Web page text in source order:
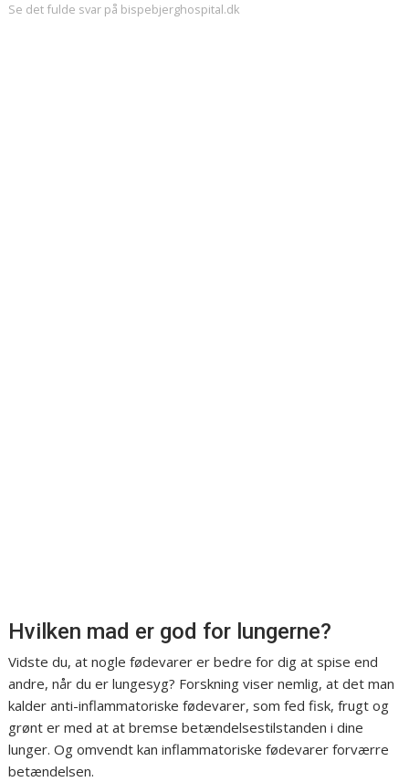
Se det fulde svar på bispebjerghospital.dk
Hvilken mad er god for lungerne?
Vidste du, at nogle fødevarer er bedre for dig at spise end
andre, når du er lungesyg? Forskning viser nemlig, at det man
kalder anti-inflammatoriske fødevarer, som fed fisk, frugt og
grønt er med at at bremse betændelsestilstanden i dine
lunger. Og omvendt kan inflammatoriske fødevarer forværre
betændelsen.